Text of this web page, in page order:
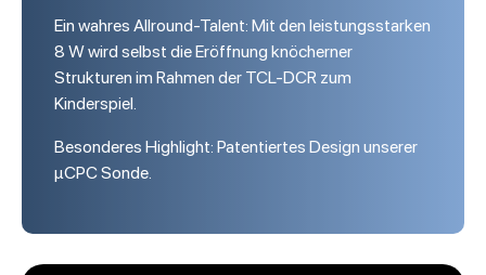
Ein wahres Allround-Talent: Mit den leistungsstarken
8 W wird selbst die Eröffnung knöcherner
Strukturen im Rahmen der TCL-DCR zum
Kinderspiel.
Besonderes Highlight: Patentiertes Design unserer
µCPC Sonde.